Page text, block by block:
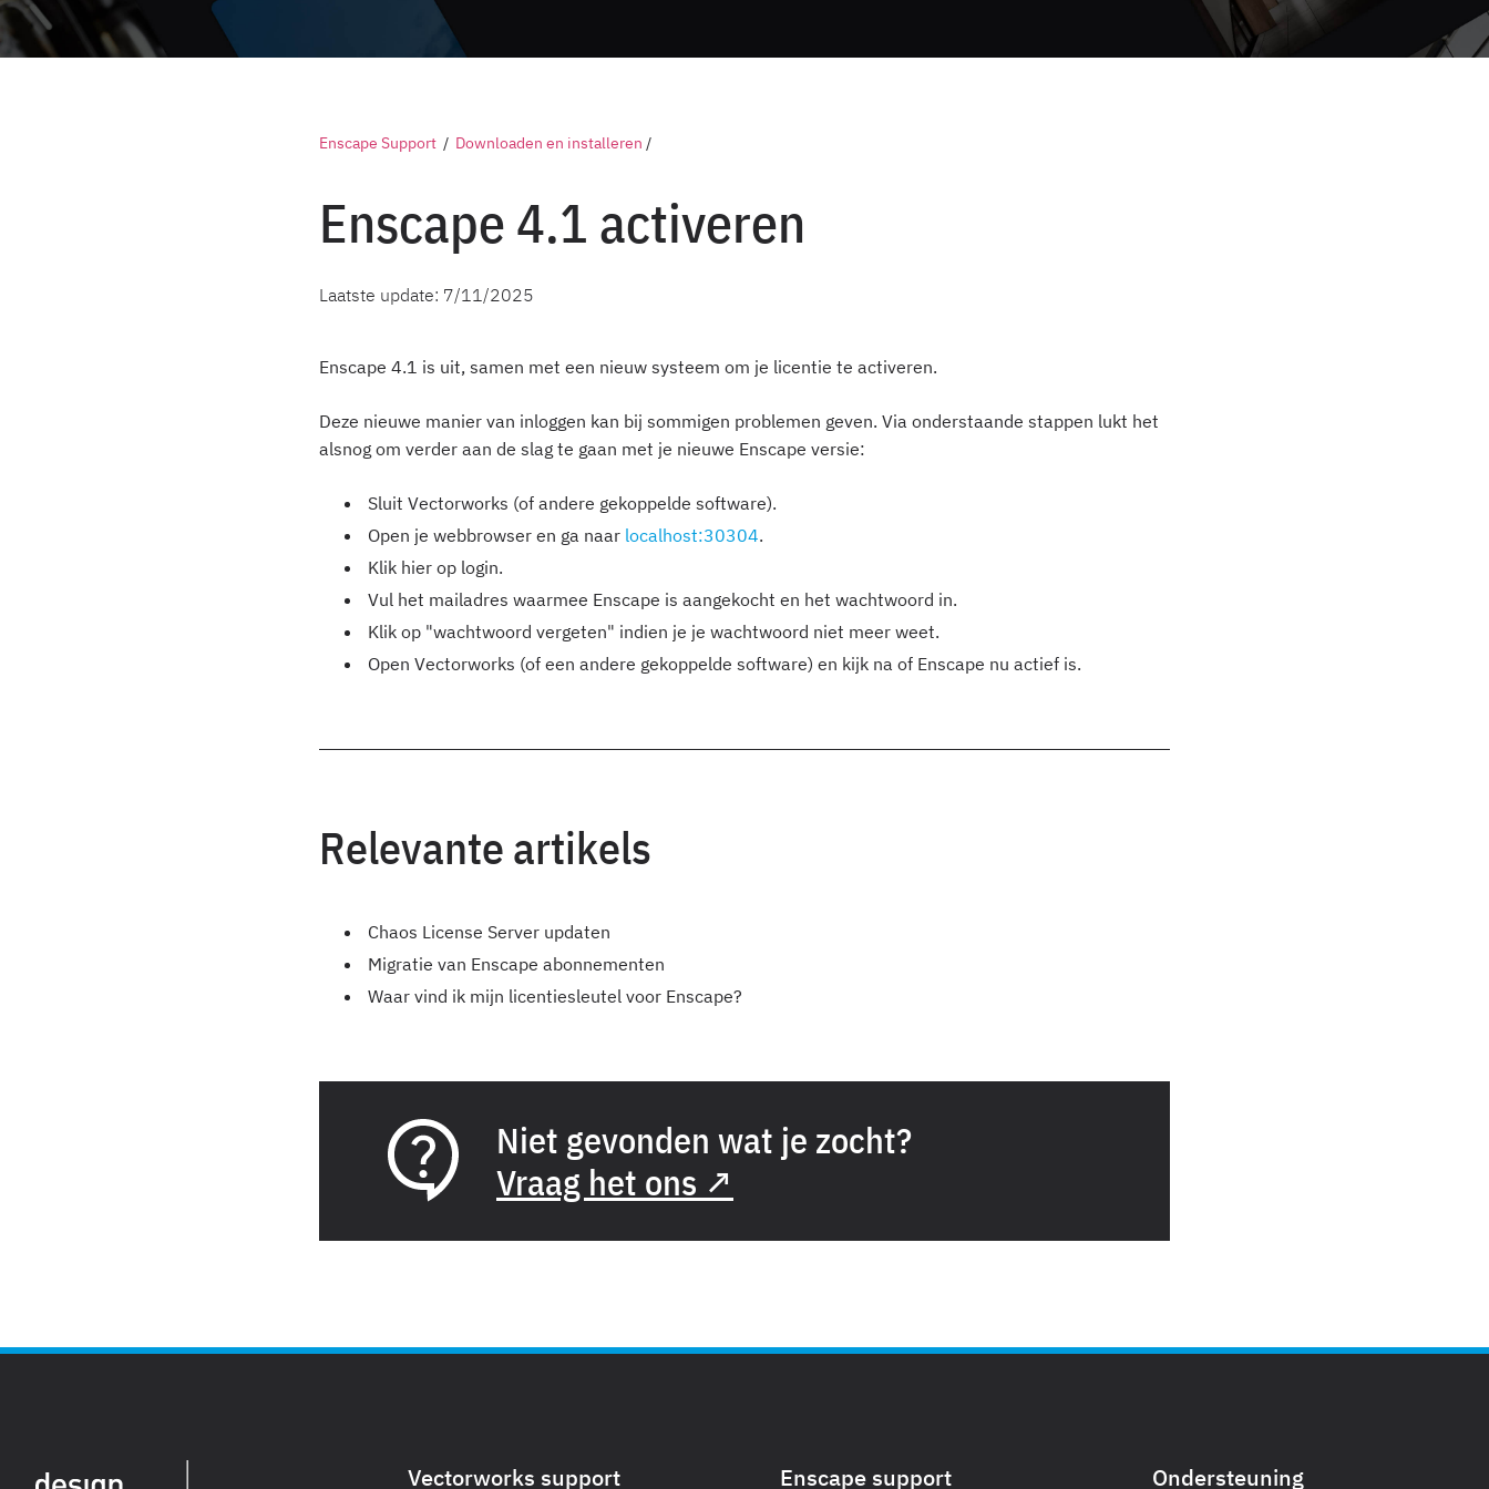
Enscape Support / Downloaden en installeren /
Enscape 4.1 activeren
Laatste update: 7/11/2025
Enscape 4.1 is uit, samen met een nieuw systeem om je licentie te activeren.
Deze nieuwe manier van inloggen kan bij sommigen problemen geven. Via onderstaande stappen lukt het
alsnog om verder aan de slag te gaan met je nieuwe Enscape versie:
Sluit Vectorworks (of andere gekoppelde software).
Open je webbrowser en ga naar localhost:30304.
Klik hier op login.
Vul het mailadres waarmee Enscape is aangekocht en het wachtwoord in.
Klik op "wachtwoord vergeten" indien je je wachtwoord niet meer weet.
Open Vectorworks (of een andere gekoppelde software) en kijk na of Enscape nu actief is.
Relevante artikels
Chaos License Server updaten
Migratie van Enscape abonnementen
Waar vind ik mijn licentiesleutel voor Enscape?
Niet gevonden wat je zocht?
Vraag het ons ↗
Vectorworks support Enscape support Ondersteuning